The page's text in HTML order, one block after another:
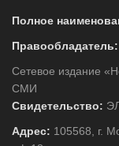
Полное
Правообладатель:
Сетевое издание
СМИ
Свидетельство:
Адрес: 105568, г.